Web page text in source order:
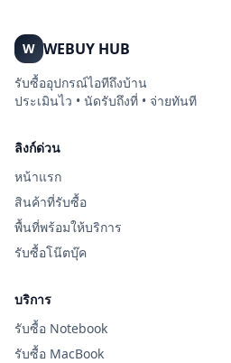
W WEBUY HUB
รับซื้ออุปกรณ์ไอทีถึงบ้าน
ประเมินไว • นัดรับถึงที่ • จ่ายทันที
ลิงก์ด่วน
หน้าแรก
สินค้าที่รับซื้อ
พื้นที่พร้อมให้บริการ
รับซื้อโน๊ตบุ๊ค
บริการ
รับซื้อ Notebook
รับซื้อ MacBook